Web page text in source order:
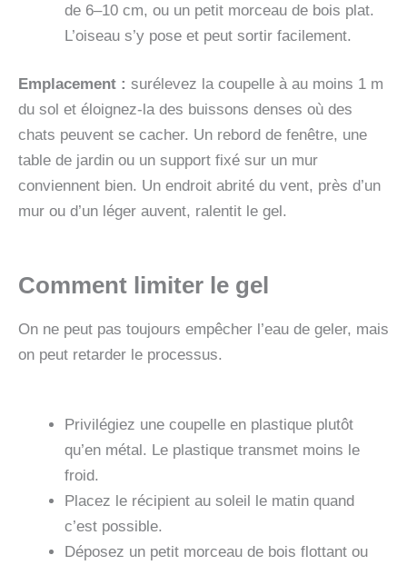
de 6–10 cm, ou un petit morceau de bois plat.
L’oiseau s’y pose et peut sortir facilement.
Emplacement : surélevez la coupelle à au moins 1 m
du sol et éloignez-la des buissons denses où des
chats peuvent se cacher. Un rebord de fenêtre, une
table de jardin ou un support fixé sur un mur
conviennent bien. Un endroit abrité du vent, près d’un
mur ou d’un léger auvent, ralentit le gel.
Comment limiter le gel
On ne peut pas toujours empêcher l’eau de geler, mais
on peut retarder le processus.
Privilégiez une coupelle en plastique plutôt
qu’en métal. Le plastique transmet moins le
froid.
Placez le récipient au soleil le matin quand
c’est possible.
Déposez un petit morceau de bois flottant ou